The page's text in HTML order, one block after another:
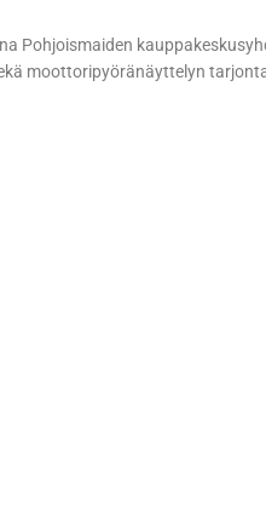
Pohjoismaiden
moottoripyöränäyttelyn